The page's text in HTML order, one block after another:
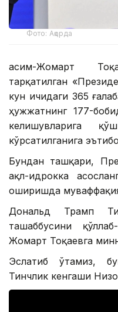
Фото: Ақорда
Қасим-Жомарт
тарқатилган
кун ичидаги 365
ҳужжатнинг 177-
келишувларига
кўрсатилганига
Бундан ташқари,
ақл-идрокка
оширишда
Дональд Трамп
ташаббусини
Жомарт Тоқаевга
Эслатиб ўтамиз,
Тинчлик кенгаши